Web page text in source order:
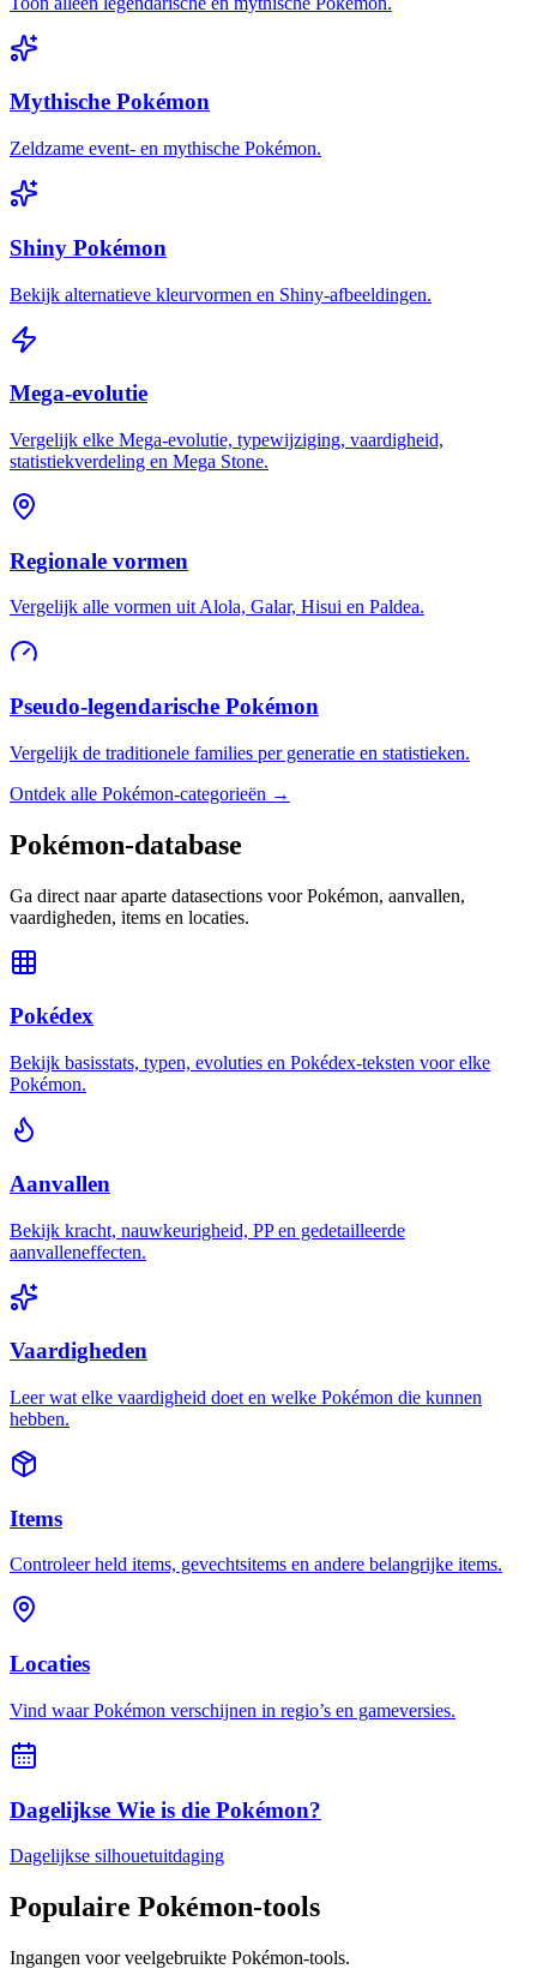
Mythische Pokémon
Zeldzame event- en mythische Pokémon.
Shiny Pokémon
Bekijk alternatieve kleurvormen en Shiny-afbeeldingen.
Mega-evolutie
Vergelijk elke Mega-evolutie, typewijziging, vaardigheid,
statistiekverdeling en Mega Stone.
Regionale vormen
Vergelijk alle vormen uit Alola, Galar, Hisui en Paldea.
Pseudo-legendarische Pokémon
Vergelijk de traditionele families per generatie en statistieken.
Ontdek alle Pokémon-categorieën →
Pokémon-database
Ga direct naar aparte datasections voor Pokémon, aanvallen,
vaardigheden, items en locaties.
Pokédex
Bekijk basisstats, typen, evoluties en Pokédex-teksten voor elke
Pokémon.
Aanvallen
Bekijk kracht, nauwkeurigheid, PP en gedetailleerde
aanvalleneffecten.
Vaardigheden
Leer wat elke vaardigheid doet en welke Pokémon die kunnen
hebben.
Items
Controleer held items, gevechtsitems en andere belangrijke items.
Locaties
Vind waar Pokémon verschijnen in regio’s en gameversies.
Dagelijkse Wie is die Pokémon?
Dagelijkse silhouetuitdaging
Populaire Pokémon-tools
Ingangen voor veelgebruikte Pokémon-tools.